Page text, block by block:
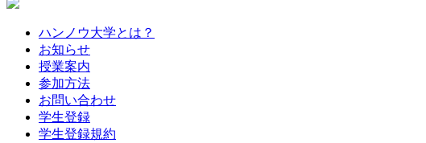
ハンノウ大学とは？
お知らせ
授業案内
参加方法
お問い合わせ
学生登録
学生登録規約